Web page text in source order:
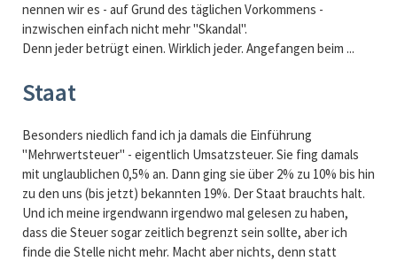
nennen wir es - auf Grund des täglichen Vorkommens -
inzwischen einfach nicht mehr "Skandal".
Denn jeder betrügt einen. Wirklich jeder. Angefangen beim ...
Staat
Besonders niedlich fand ich ja damals die Einführung
"Mehrwertsteuer" - eigentlich Umsatzsteuer. Sie fing damals
mit unglaublichen 0,5% an. Dann ging sie über 2% zu 10% bis hin
zu den uns (bis jetzt) bekannten 19%. Der Staat brauchts halt.
Und ich meine irgendwann irgendwo mal gelesen zu haben,
dass die Steuer sogar zeitlich begrenzt sein sollte, aber ich
finde die Stelle nicht mehr. Macht aber nichts, denn statt